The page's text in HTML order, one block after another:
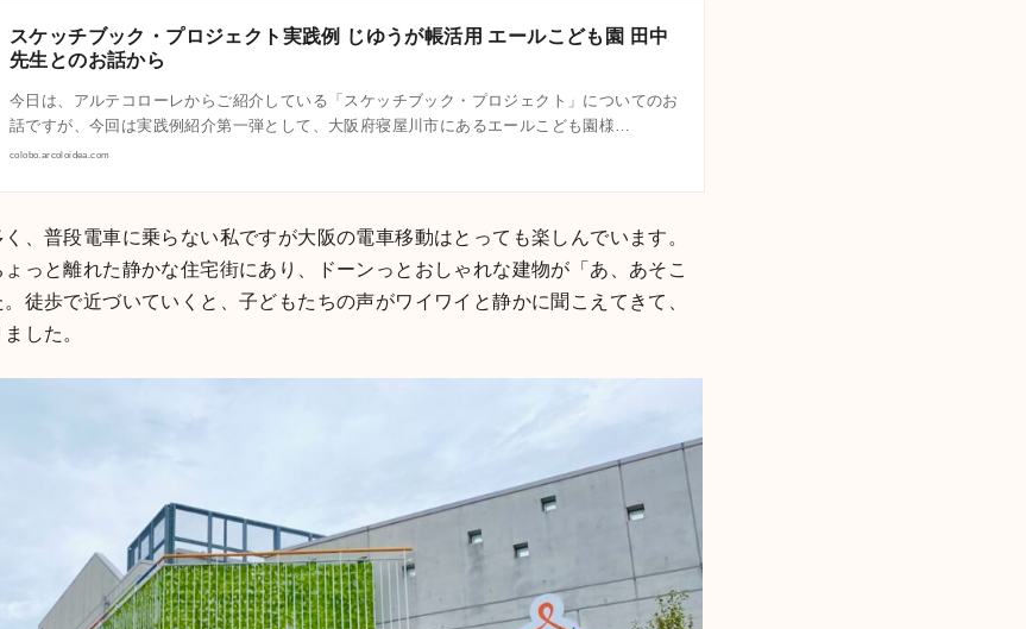
スケッチブック・プロジェクト実践例 じゆうが帳活用 エールこども園 田中
先生とのお話から
今日は、アルテコローレからご紹介している「スケッチブック・プロジェクト」についてのお
話ですが、今回は実践例紹介第一弾として、大阪府寝屋川市にあるエールこども園様…
colobo.arcoloidea.com
、普段電車に乗らない私ですが大阪の電車移動はとっても楽しんでいます。
っと離れた静かな住宅街にあり、ドーンっとおしゃれな建物が「あ、あそこ
徒歩で近づいていくと、子どもたちの声がワイワイと静かに聞こえてきて、
した。